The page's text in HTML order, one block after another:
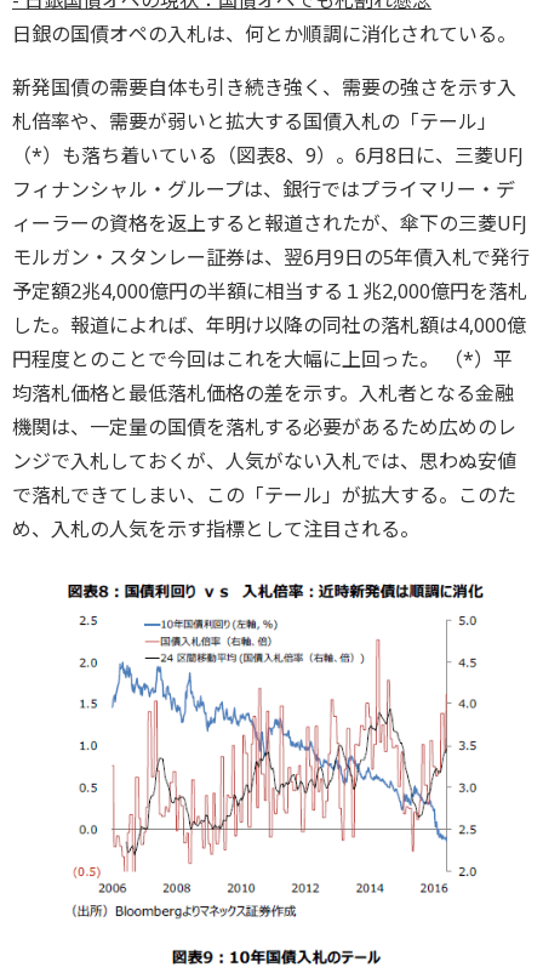
日銀の国債オペの入札は、何とか順調に消化されている。
新発国債の需要自体も引き続き強く、需要の強さを示す入
札倍率や、需要が弱いと拡大する国債入札の「テール」
（*）も落ち着いている（図表8、9）。6月8日に、三菱UFJ
フィナンシャル・グループは、銀行ではプライマリー・デ
ィーラーの資格を返上すると報道されたが、傘下の三菱UFJ
モルガン・スタンレー証券は、翌6月9日の5年債入札で発行
予定額2兆4,000億円の半額に相当する１兆2,000億円を落札
した。報道によれば、年明け以降の同社の落札額は4,000億
円程度とのことで今回はこれを大幅に上回った。 （*）平
均落札価格と最低落札価格の差を示す。入札者となる金融
機関は、一定量の国債を落札する必要があるため広めのレ
ンジで入札しておくが、人気がない入札では、思わぬ安値
で落札できてしまい、この「テール」が拡大する。このた
め、入札の人気を示す指標として注目される。